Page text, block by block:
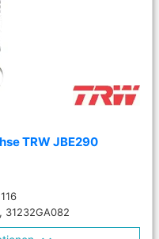
TRW JBE290
31232GA082